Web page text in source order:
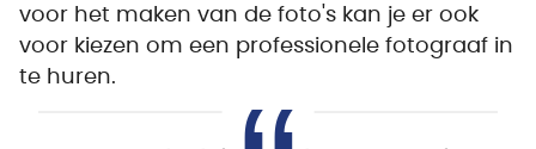
voor het maken van de foto's kan je er ook
voor kiezen om een professionele fotograaf in
te huren.